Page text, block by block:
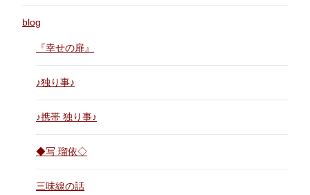
blog
『幸せの扉』
♪独り事♪
♪携帯 独り事♪
◆写 瑠依◇
三味線の話